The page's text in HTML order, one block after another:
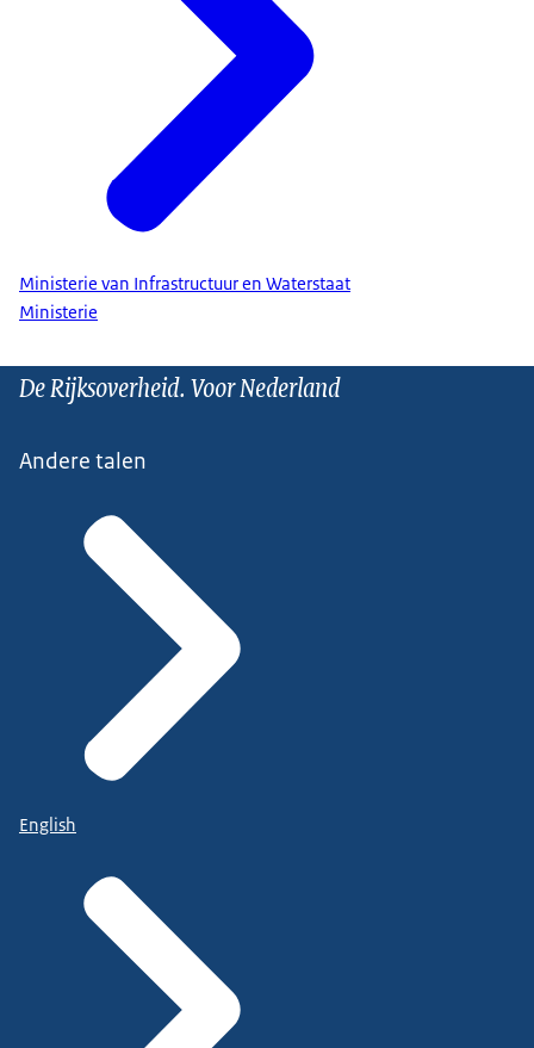
Ministerie van Infrastructuur en Waterstaat
Ministerie
De Rijksoverheid. Voor Nederland
Andere talen
English